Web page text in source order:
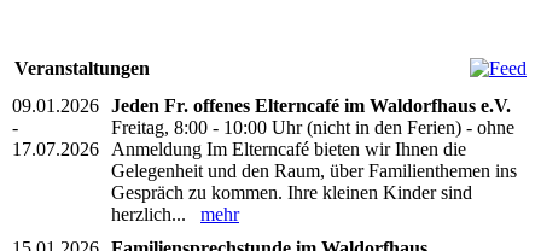
Veranstaltungen
09.01.2026
-
17.07.2026
Jeden Fr. offenes Elterncafé im Waldorfhaus e.V.
Freitag, 8:00 - 10:00 Uhr (nicht in den Ferien) - ohne
Anmeldung Im Elterncafé bieten wir Ihnen die
Gelegenheit und den Raum, über Familienthemen ins
Gespräch zu kommen. Ihre kleinen Kinder sind
herzlich... mehr